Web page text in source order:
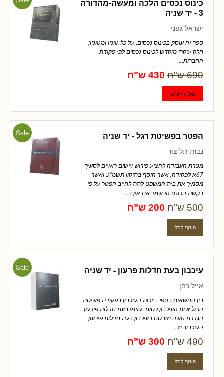
3 - יד שניה
ישראל גפני
ספר זה עוסק בכינוס נכסים, על כל גווניו ומגווניו;
חלק עיקרי מוקדש לכינוס נכסים לפי פקודת
החברות...
690 ש"ח 430 ש"ח
Sale הפטר בפשיטת רגל - יד שניה
נבות תל צור
מטרת העבודה להציע פירוש ויישום ראויים לסעיף
67א לפקודה, אשר הוסף בתיקון תשמ"ג, ואשר
מסמיך את בית המשפט לתת לחייב הפטר על פי
בקשת הכונס הרשמי, אם אין ב...
500 ש"ח 200 ש"ח
Sale עיכבון בעת חדלות פרעון - יד שניה
אייל כהן
בין הנושאים בספר : זכות העיכבון בפקודת פשיטת
הרגל זכות העיכבון כסעד עצמי בעת חדלות פירעון
הגדרת נושה מובטח בעיכבון בעת חדלות פירעון
העיכבון: מ...
490 ש"ח 300 ש"ח